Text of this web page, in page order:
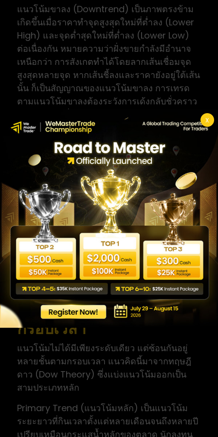
X
แนวโน้มขาลง (Downtrend) เป็นภาพตรงข้าม
เกิดขึ้นเมื่อราคาทำจุดสูงสุดใหม่ที่ต่ำลง (Lower
High) และจุดต่ำสุดใหม่ที่ต่ำลง (Lower Low)
ต่อเนื่องกัน หมายความว่าฝั่งขายกำลังมีอำนาจ
เหนือกว่า การสังเกตทำได้โดยลากเส้นเชื่อมจุด
สูงสุดหลายจุด หากเส้นชี้ลงและราคายังอยู่ใต้เส้น
นั้น ก็เป็นสัญญาณของแนวโน้มขาลง การเทรด
ตามแนวโน้มขาลงต้องระวังการเด้งกลับชั่วคราว
เปลี่ยน
Sideway หรือไม่มีแนวโน้มชัดเจน
Sideway คือสภาวะที่ราคาเคลื่อนไหวออกข้างใน
กรอบแคบ ๆ ไม่ทำจุดสูงสุดหรือต่ำสุดใหม่อย่าง
ชัดเจน ทั้งสองฝั่งมีกำลังพอ ๆ กัน ตลาดจึงไม่มี
ทิศทางเด่นชัด นักเทรดจำเป็นต้องรู้จักสภาวะนี้
เพราะกลยุทธ์ที่ใช้ในตลาดมีแนวโน้มมักไม่ได้ผล
ในตลาด Sideway และในทางกลับกัน หากใช้
กลยุทธ์ Breakout ในตลาดที่ออกข้างนาน ก็อาจ
เจอสัญญาณหลอกบ่อยครั้ง การยอมรับว่า “ตอนนี้
ไม่มีแนวโน้มชัด” และเลือกที่จะรอ บางครั้งคือ
การตัดสินใจที่ฉลาดที่สุด
ประเภทของแนวโน้มตาม
กรอบเวลา
แนวโน้มไม่ได้มีเพียงระดับเดียว แต่ซ้อนกันอยู่
หลายชั้นตามกรอบเวลา แนวคิดนี้มาจากทฤษฎี
ดาว (Dow Theory) ซึ่งแบ่งแนวโน้มออกเป็น
สามประเภทหลัก
Primary Trend (แนวโน้มหลัก) เป็นแนวโน้ม
ระยะยาวที่กินเวลาตั้งแต่หลายเดือนจนถึงหลายปี
เปรียบเหมือนกระแสน้ำหลักของตลาด นักลงทุน